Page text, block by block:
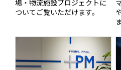
場・物流施設プロジェクトに
ついてご覧いただけます。